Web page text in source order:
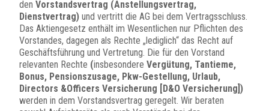
den Vorstandsvertrag (Anstellungsvertrag,
Dienstvertrag) und vertritt die AG bei dem Vertragsschluss.
Das Aktiengesetz enthält im Wesentlichen nur Pflichten des
Vorstandes, dagegen als Rechte „lediglich“ das Recht auf
Geschäftsführung und Vertretung. Die für den Vorstand
relevanten Rechte (insbesondere Vergütung, Tantieme,
Bonus, Pensionszusage, Pkw-Gestellung, Urlaub,
Directors &Officers Versicherung [D&O Versicherung])
werden in dem Vorstandsvertrag geregelt. Wir beraten